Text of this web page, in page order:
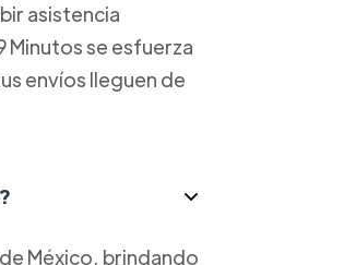
asistencia
Minutos se esfuerza
envíos lleguen de
México, brindando